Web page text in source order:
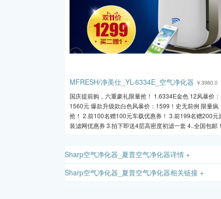
MFRESH/净美仕_YL-6334E_空气净化器 ￥3980.0
国庆提前购，六重豪礼限量抢！ 1.6334E金色 12风暴价：
1560元 爆款升级款白色风暴价：1599！史无前例 限量疯
抢！ 2.前100名赠100元车载优惠券！ 3.前199名赠200元
装滤网优惠券 3.拍下即送4层高密度初滤一套 4..全国包邮
Sharp空气净化器_夏普空气净化器详情 +
Sharp空气净化器_夏普空气净化器相关链接 +